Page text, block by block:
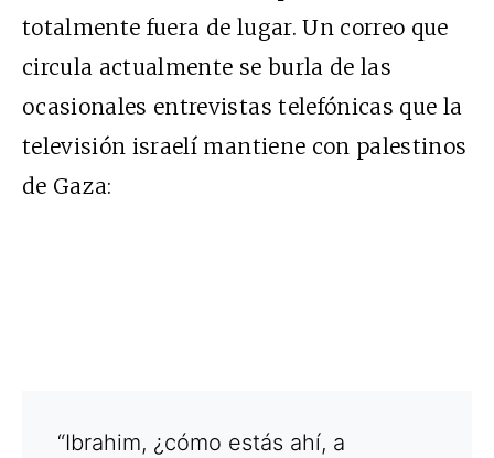
totalmente fuera de lugar. Un correo que
circula actualmente se burla de las
ocasionales entrevistas telefónicas que la
televisión israelí mantiene con palestinos
de Gaza:
“Ibrahim, ¿cómo estás ahí, a